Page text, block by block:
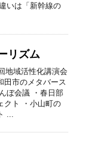
いは「新幹線の
リズム
地域活性化講演会
田市のメタバース
ぼ会議 ・春日部
クト ・小山町の
...